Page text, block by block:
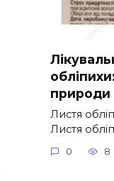
природи
Листя
Листя
0 8